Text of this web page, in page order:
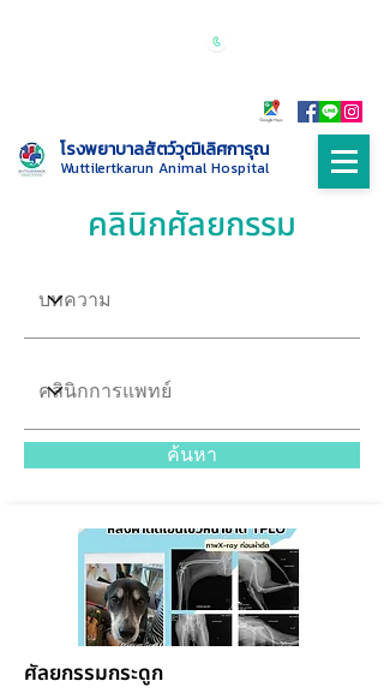
โรงพยาบาลสัตว์วุฒิเลิศการุณ
Wuttilertkarun Animal Hospital
คลินิกศัลยกรรม
ค้นหา
ศัลยกรรมกระดูก